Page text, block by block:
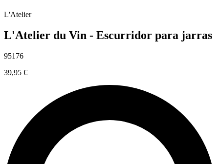
L'Atelier
L'Atelier du Vin - Escurridor para jarras
95176
39,95 €